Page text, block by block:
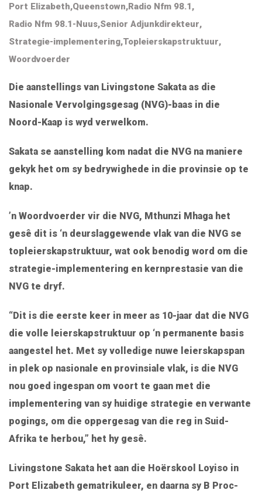
Port Elizabeth,Queenstown,Radio Nfm 98.1,
Radio Nfm 98.1-Nuus,Senior Adjunkdirekteur,
Strategie-implementering,Topleierskapstruktuur,
Woordvoerder
Die aanstellings van Livingstone Sakata as die
Nasionale Vervolgingsgesag (NVG)-baas in die
Noord-Kaap is wyd verwelkom.
Sakata se aanstelling kom nadat die NVG na maniere
gekyk het om sy bedrywighede in die provinsie op te
knap.
’n Woordvoerder vir die NVG, Mthunzi Mhaga het
gesê dit is ‘n deurslaggewende vlak van die NVG se
topleierskapstruktuur, wat ook benodig word om die
strategie-implementering en kernprestasie van die
NVG te dryf.
“Dit is die eerste keer in meer as 10-jaar dat die NVG
die volle leierskapstruktuur op ‘n permanente basis
aangestel het. Met sy volledige nuwe leierskapspan
in plek op nasionale en provinsiale vlak, is die NVG
nou goed ingespan om voort te gaan met die
implementering van sy huidige strategie en verwante
pogings, om die oppergesag van die reg in Suid-
Afrika te herbou,” het hy gesê.
Livingstone Sakata het aan die Hoërskool Loyiso in
Port Elizabeth gematrikuleer, en daarna sy B Proc-